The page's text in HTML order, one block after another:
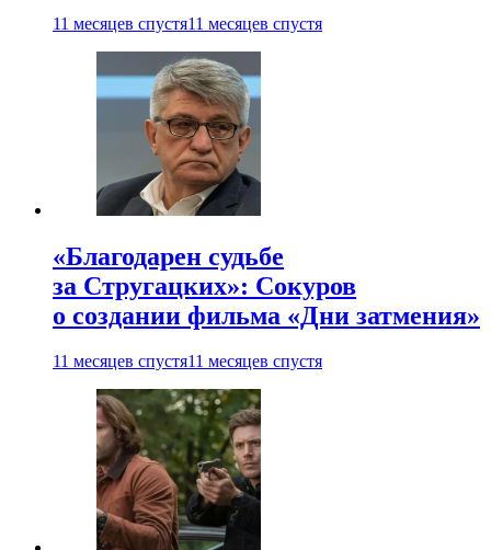
11 месяцев спустя11 месяцев спустя
«Благодарен судьбе
за Стругацких»: Сокуров
о создании фильма «Дни затмения»
11 месяцев спустя11 месяцев спустя